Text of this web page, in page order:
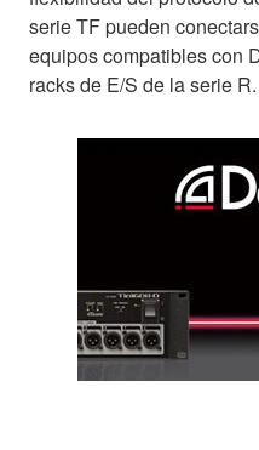
serie TF pueden
equipos compatibles con
racks de E/S de la serie R.